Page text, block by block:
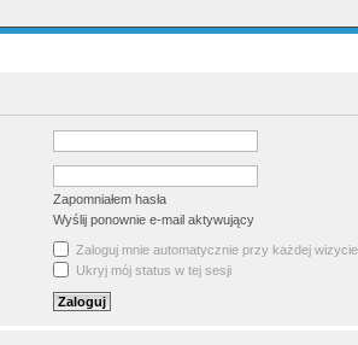
Zapomniałem hasła
Wyślij ponownie e-mail aktywujący
Zaloguj mnie automatycznie przy każdej wizycie
Ukryj mój status w tej sesji